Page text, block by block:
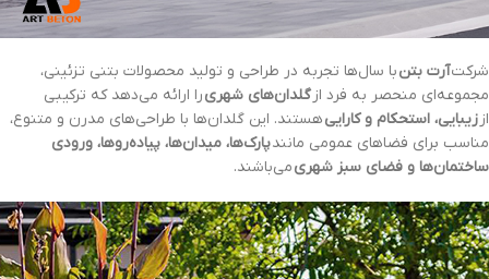
شرکتآرت بتنبا سال‌ها تجربه در طراحی و تولید محصولات بتنی تزئینی،
مجموعه‌ای منحصر به فرد ازگلدان‌های شهریرا ارائه می‌دهد که ترکیبی
اززیبایی، استحکام و کاراییهستند. این گلدان‌ها با طراحی‌های مدرن و متنوع،
مناسب برای فضاهای عمومی مانندپارک‌ها، میدان‌ها، پیاده‌روها، ورودی
ساختمان‌ها و فضای سبز شهریمی‌باشند.